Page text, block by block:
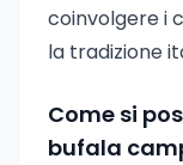
coinvolgere i
la tradizione
Come si
bufala